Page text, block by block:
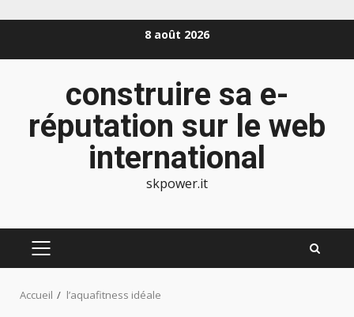
8 août 2026
construire sa e-
réputation sur le web
international
skpower.it
MENU
Accueil l’aquafitness idéale